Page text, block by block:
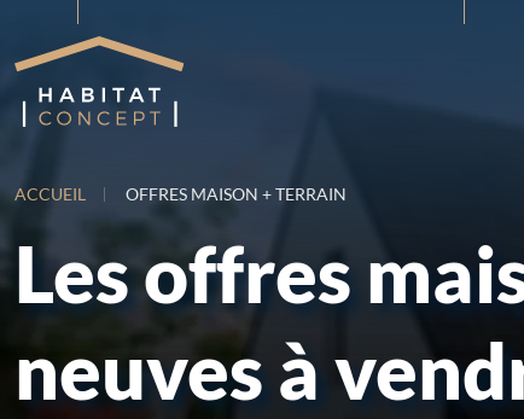
ACCUEIL OFFRES MAISON + TERRAIN
Les offres
neuves à